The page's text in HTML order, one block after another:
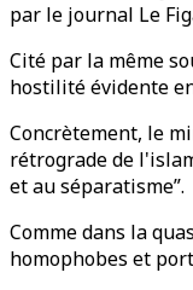
par le journal Le
Cité par la même
hostilité évidente
Concrètement, le
rétrograde de
et au séparatisme”.
Comme dans la
homophobes et